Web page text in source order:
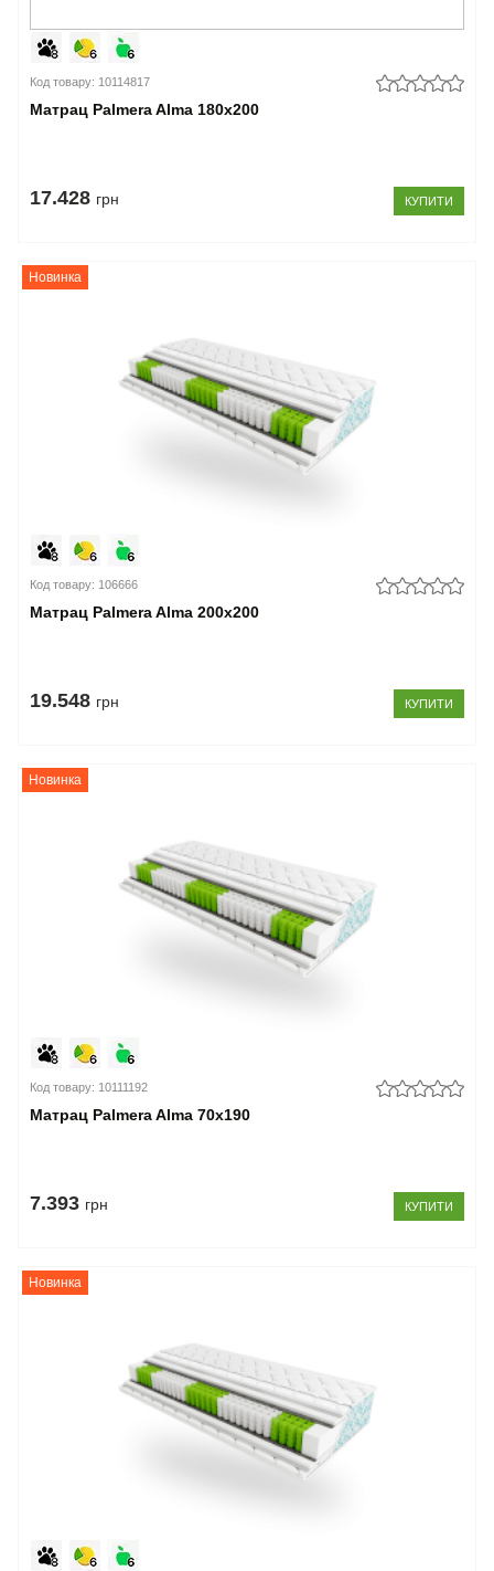
Код товару: 10114817
Матрац Palmera Alma 180x200
17.428 грн КУПИТИ
Новинка
Код товару: 106666
Матрац Palmera Alma 200x200
19.548 грн КУПИТИ
Новинка
Код товару: 10111192
Матрац Palmera Alma 70x190
7.393 грн КУПИТИ
Новинка